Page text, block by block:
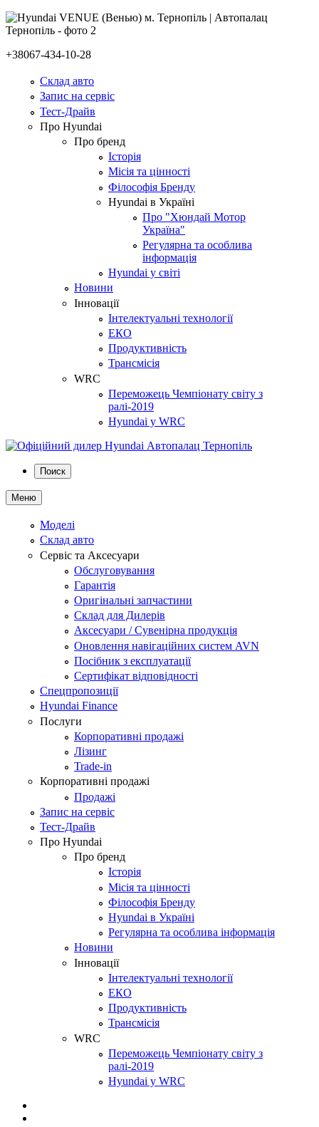
+38067-434-10-28
Склад авто
Запис на сервіс
Тест-Драйв
Про Hyundai
Про бренд
Історія
Місія та цінності
Філософія Бренду
Hyundai в Україні
Про "Хюндай Мотор
Україна"
Регулярна та особлива
інформація
Hyundai у світі
Новини
Інновації
Інтелектуальні технології
ЕКО
Продуктивність
Трансмісія
WRC
Переможець Чемпіонату світу з
ралі-2019
Hyundai у WRC
Поиск
Меню
Моделі
Склад авто
Сервіс та Аксесуари
Обслуговування
Гарантія
Оригінальні запчастини
Склад для Дилерів
Аксесуари / Сувенірна продукція
Оновлення навігаційних систем AVN
Посібник з експлуатації
Сертифікат відповідності
Спецпропозиції
Hyundai Finance
Послуги
Корпоративні продажі
Лізинг
Trade-in
Корпоративні продажі
Продажі
Запис на сервіс
Тест-Драйв
Про Hyundai
Про бренд
Історія
Місія та цінності
Філософія Бренду
Hyundai в Україні
Регулярна та особлива інформація
Новини
Інновації
Інтелектуальні технології
ЕКО
Продуктивність
Трансмісія
WRC
Переможець Чемпіонату світу з
ралі-2019
Hyundai у WRC